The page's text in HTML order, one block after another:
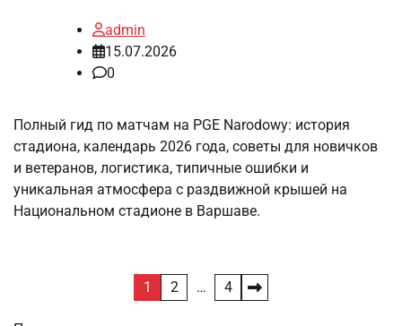
admin
15.07.2026
0
Полный гид по матчам на PGE Narodowy: история
стадиона, календарь 2026 года, советы для новичков
и ветеранов, логистика, типичные ошибки и
уникальная атмосфера с раздвижной крышей на
Национальном стадионе в Варшаве.
1 2 … 4